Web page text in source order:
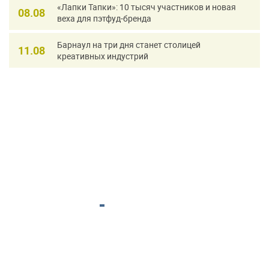
08.08
«Лапки Тапки»: 10 тысяч участников и новая
веха для пэтфуд-бренда
11.08
Барнаул на три дня станет столицей
креативных индустрий